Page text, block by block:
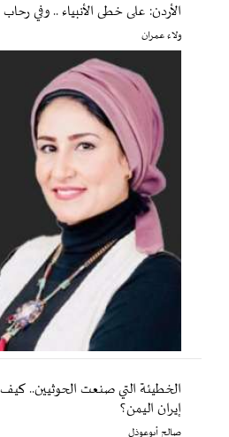
الأردن: على خطى الأنبياء .. وفي
ولاء عمران
الخطيئة التي صنعت الحوثيين..
إيران اليمن؟
صالح أبوعوذل